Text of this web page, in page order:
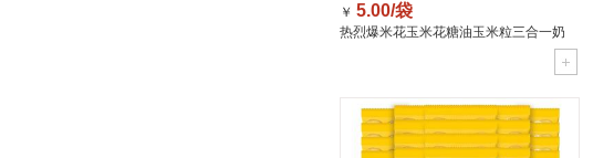
￥ 5.00/袋
热烈爆米花玉米花糖油玉米粒三合一奶